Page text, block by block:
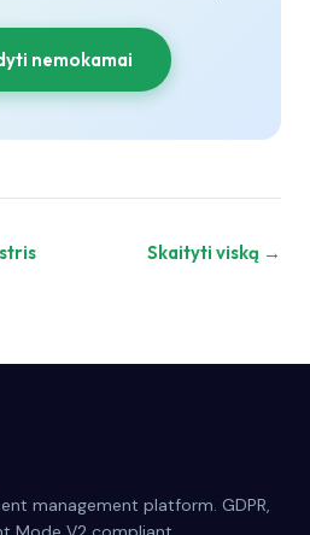
nemokamai
Skaityti viską →
management platform. GDPR,